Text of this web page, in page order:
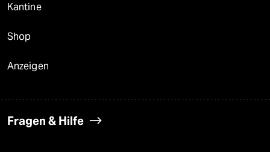
Kantine
Shop
Anzeigen
Fragen & Hilfe